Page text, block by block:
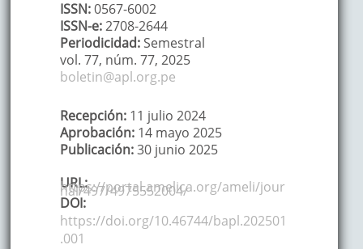
ISSN:0567-6002
ISSN-e:2708-2644
Periodicidad: Semestral
vol. 77, núm. 77, 2025
boletin@apl.org.pe
Recepción: 11 julio 2024
Aprobación: 14 mayo 2025
Publicación:30 junio 2025
URL:
https://portal.amelica.org/ameli/jour
nal/497/4975552004/
DOI:
https://doi.org/10.46744/bapl.202501
.001